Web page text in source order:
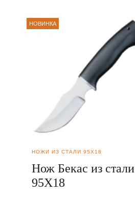
НОВИНКА
НОЖИ ИЗ СТАЛИ 95Х18
Нож Бекас из стали
95Х18